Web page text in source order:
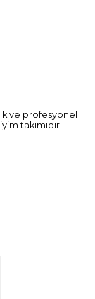
ve profesyonel
takımıdır.